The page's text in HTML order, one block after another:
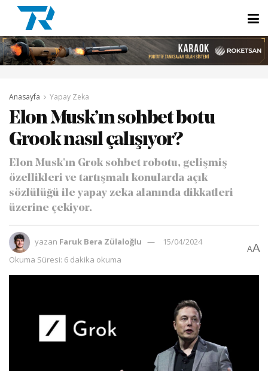
Anasayfa Yapay Zeka
Elon Musk’ın sohbet botu
Grook nasıl çalışıyor?
Elon Musk'ın Grok sohbet robotu, gelişmiş
özellikleri ve tartışmalı konularda açık
sözlülüğü ile yapay zeka alanında dikkatleri
üzerine çekiyor.
yazan Faruk Bera Zülaloğlu
15/04/2024
Okuma Süresi: 6 dakika okuma
AA